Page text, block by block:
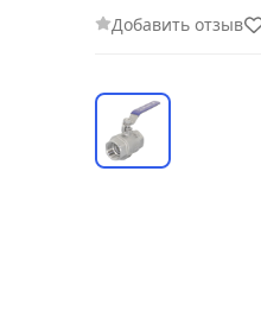
Добавить отзыв